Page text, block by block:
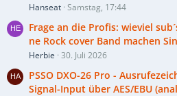
Hanseat Samstag, 17:44
Frage an die Profis: wieviel
ne Rock cover Band machen
Herbie 30. Juli 2026
PSSO DXO-26 Pro -
Signal-Input über AES/EBU